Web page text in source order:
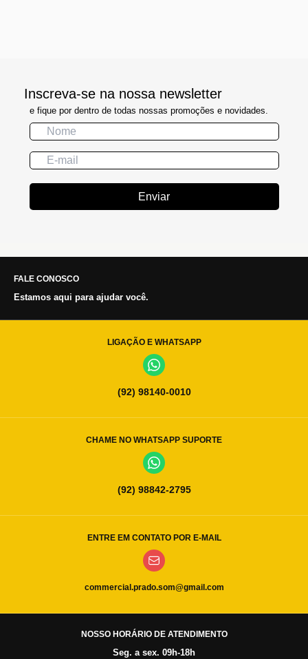
Inscreva-se na nossa newsletter
e fique por dentro de todas nossas promoções e novidades.
Enviar
FALE CONOSCO
Estamos aqui para ajudar você.
LIGAÇÃO E WHATSAPP
(92) 98140-0010
CHAME NO WHATSAPP SUPORTE
(92) 98842-2795
ENTRE EM CONTATO POR E-MAIL
commercial.prado.som@gmail.com
NOSSO HORÁRIO DE ATENDIMENTO
Seg. a sex. 09h-18h